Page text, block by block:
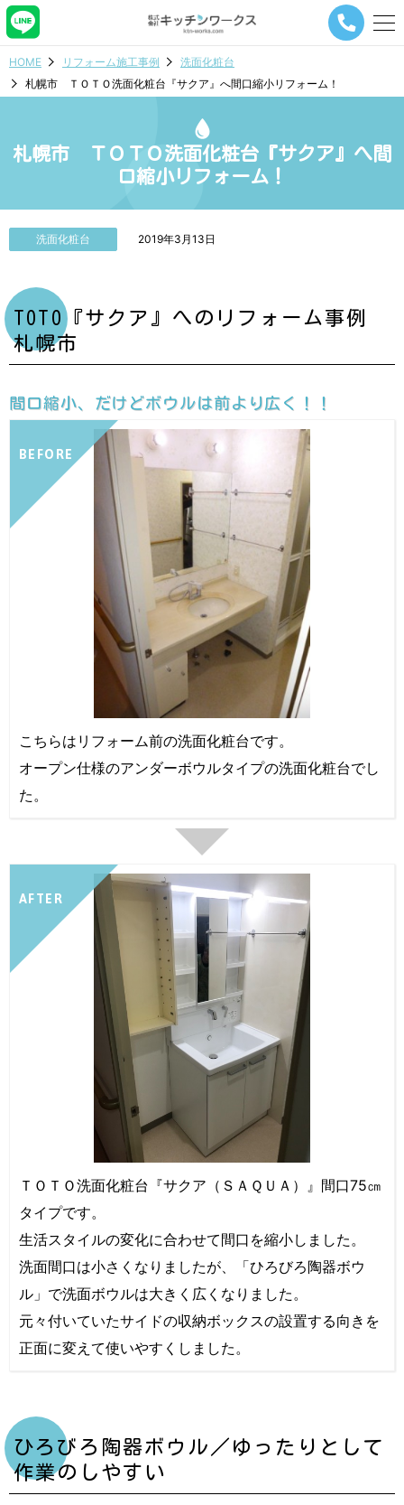
メ
ナ
ー
シ
ボ
HOME リフォーム施工事例
洗面化粧台
札幌市 ＴＯＴＯ洗面化粧台『サクア』へ間口縮小リフォーム！
札幌市 ＴＯＴＯ洗面化粧台『サクア』へ間
口縮小リフォーム！
洗面化粧台 2019年3月13日
TOTO『サクア』へのリフォーム事例
札幌市
間口縮小、だけどボウルは前より広く！！
BEFORE
こちらはリフォーム前の洗面化粧台です。
オープン仕様のアンダーボウルタイプの洗面化粧台でし
た。
AFTER
ＴＯＴＯ洗面化粧台『サクア（ＳＡＱＵＡ）』間口75㎝
タイプです。
生活スタイルの変化に合わせて間口を縮小しました。
洗面間口は小さくなりましたが、「ひろびろ陶器ボウ
ル」で洗面ボウルは大きく広くなりました。
元々付いていたサイドの収納ボックスの設置する向きを
正面に変えて使いやすくしました。
ひろびろ陶器ボウル／ゆったりとして
作業のしやすい